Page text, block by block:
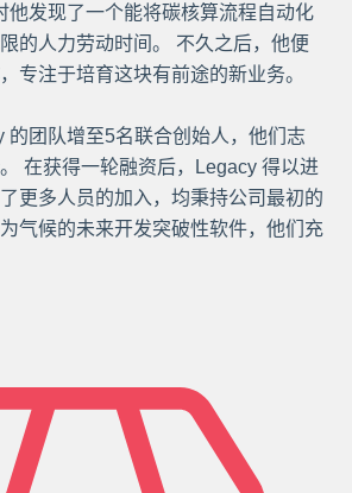
他发现了一个能将碳核算流程自动化
的人力劳动时间。 不久之后，他便
专注于培育这块有前途的新业务。
的团队增至5名联合创始人，他们志
在获得一轮融资后，Legacy 得以进
更多人员的加入，均秉持公司最初的
气候的未来开发突破性软件，他们充